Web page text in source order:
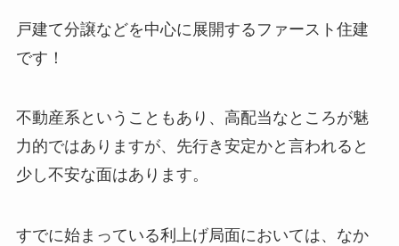
戸建て分譲などを中心に展開するファースト住建
です！
不動産系ということもあり、高配当なところが魅
力的ではありますが、先行き安定かと言われると
少し不安な面はあります。
すでに始まっている利上げ局面においては、なか